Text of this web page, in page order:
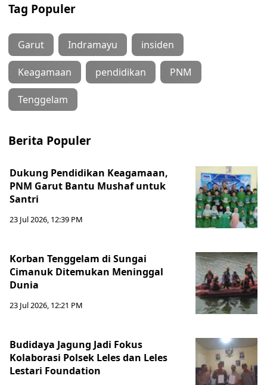
Tag Populer
Garut Indramayu insiden
Keagamaan pendidikan PNM
Tenggelam
Berita Populer
Dukung Pendidikan Keagamaan,
PNM Garut Bantu Mushaf untuk
Santri
23 Jul 2026, 12:39 PM
Korban Tenggelam di Sungai
Cimanuk Ditemukan Meninggal
Dunia
23 Jul 2026, 12:21 PM
Budidaya Jagung Jadi Fokus
Kolaborasi Polsek Leles dan Leles
Lestari Foundation